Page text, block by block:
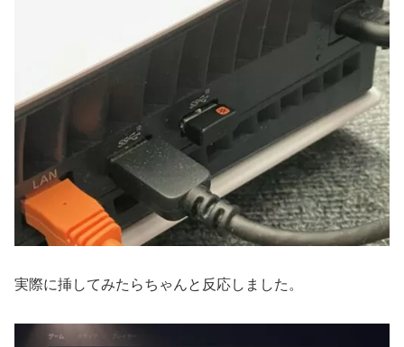
実際に挿してみたらちゃんと反応しました。